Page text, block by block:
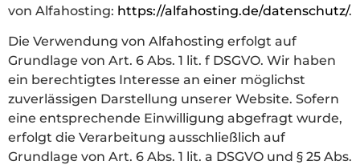
von Alfahosting: https://alfahosting.de/datenschutz/.
Die Verwendung von Alfahosting erfolgt auf
Grundlage von Art. 6 Abs. 1 lit. f DSGVO. Wir haben
ein berechtigtes Interesse an einer möglichst
zuverlässigen Darstellung unserer Website. Sofern
eine entsprechende Einwilligung abgefragt wurde,
erfolgt die Verarbeitung ausschließlich auf
Grundlage von Art. 6 Abs. 1 lit. a DSGVO und § 25 Abs.